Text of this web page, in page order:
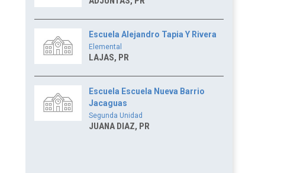
Escuela Alejandro Tapia Y Rivera
Elemental
LAJAS, PR
Escuela Escuela Nueva Barrio
Jacaguas
Segunda Unidad
JUANA DIAZ, PR